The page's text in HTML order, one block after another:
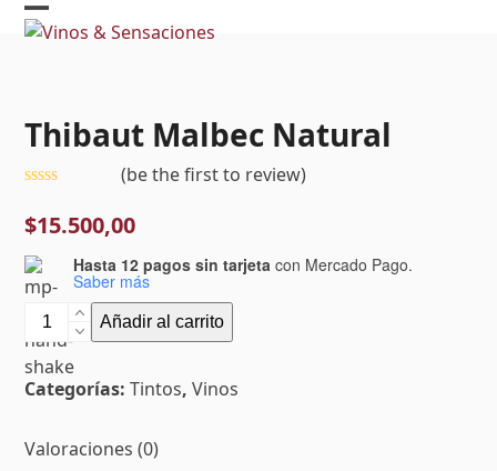
Skip
Open
Close
Thibaut Malbec Natural
con
0
de
5
(be the first to review)
$15.500,00
Hasta 12 pagos sin tarjeta con Mercado Pago.
Saber más
Thibaut
Malbec
Natural
cantidad
Añadir al carrito
Categorías:Tintos,Vinos
Valoraciones (0)